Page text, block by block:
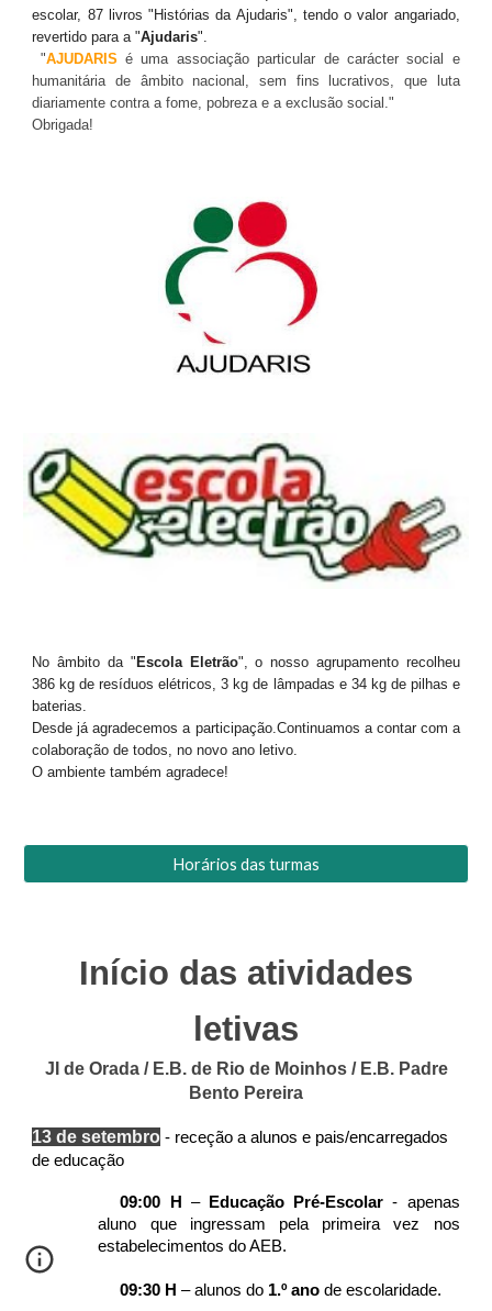
escolar, 87 livros "Histórias da Ajudaris", tendo o valor angariado,
revertido para a "Ajudaris".
"AJUDARIS é uma associação particular de carácter social e
humanitária de âmbito nacional, sem fins lucrativos, que luta
diariamente contra a fome, pobreza e a exclusão social."
Obrigada!
No âmbito da " Escola Eletrão", o nosso agrupamento recolheu
386 kg de resíduos elétricos, 3 kg de lâmpadas e 34 kg de pilhas e
baterias.
Desde já agradecemos a participação.Continuamos a contar com a
colaboração de todos, no novo ano letivo.
O ambiente também agradece!
Horários das turmas
Início das atividades
letivas
JI de Orada / E.B. de Rio de Moinhos / E.B. Padre
Bento Pereira
13 de setembro - receção a alunos e pais/encarregados
de educação
09:00 H – Educação Pré-Escolar - apenas
aluno que ingressam pela primeira vez nos
estabelecimentos do AEB.
09:30 H – alunos do 1.º ano de escolaridade.